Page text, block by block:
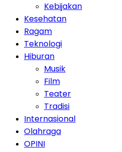
Kebijakan
Kesehatan
Ragam
Teknologi
Hiburan
Musik
Film
Teater
Tradisi
Internasional
Olahraga
OPINI